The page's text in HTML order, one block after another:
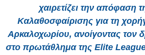
χαιρετίζει την απόφαση
Καλαθοσφαίρισης για τη
Αρκαλοχωρίου, ανοίγοντας τον
στο πρωτάθλημα της Elite